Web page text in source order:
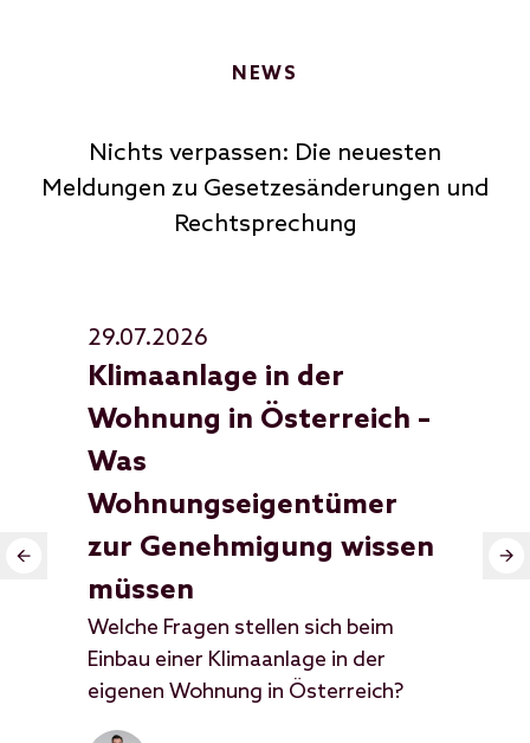
NEWS
Nichts verpassen: Die neuesten
Meldungen zu Gesetzesänderungen und
Rechtsprechung
29.07.2026
Klimaanlage in der
Wohnung in Österreich –
Was
Wohnungseigentümer
zur Genehmigung wissen
müssen
Welche Fragen stellen sich beim
Einbau einer Klimaanlage in der
eigenen Wohnung in Österreich?